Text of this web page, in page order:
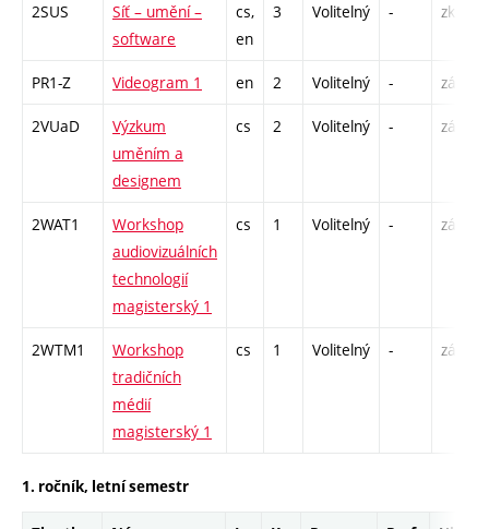
2SUS
Síť – umění –
software
cs,
en
3 Volitelný - zk
PR1-Z Videogram 1 en 2 Volitelný - zá
2VUaD
Výzkum
uměním a
designem
cs 2 Volitelný - zá
2WAT1
Workshop
audiovizuálních
technologií
magisterský 1
cs 1 Volitelný - zá
2WTM1
Workshop
tradičních
médií
magisterský 1
cs 1 Volitelný - zá
1. ročník, letní semestr